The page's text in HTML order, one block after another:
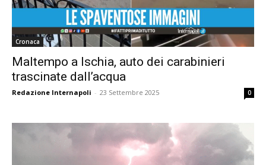
Cronaca
Maltempo a Ischia, auto dei carabinieri
trascinate dall’acqua
Redazione Internapoli - 23 Settembre 2025 0